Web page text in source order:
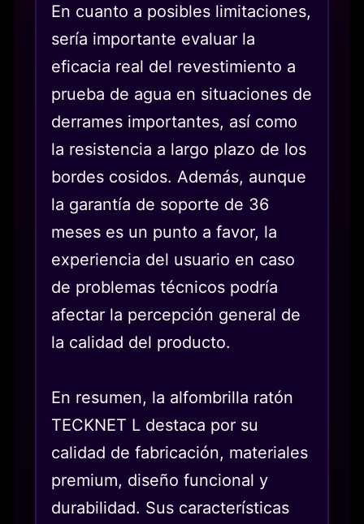
En cuanto a posibles limitaciones,
sería importante evaluar la
eficacia real del revestimiento a
prueba de agua en situaciones de
derrames importantes, así como
la resistencia a largo plazo de los
bordes cosidos. Además, aunque
la garantía de soporte de 36
meses es un punto a favor, la
experiencia del usuario en caso
de problemas técnicos podría
afectar la percepción general de
la calidad del producto.
En resumen, la alfombrilla ratón
TECKNET L destaca por su
calidad de fabricación, materiales
premium, diseño funcional y
durabilidad. Sus características